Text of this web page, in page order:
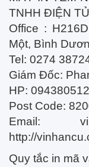
TNHH ĐIỆN
Office :
Một, Bình
Tel: 0274
Giám Đốc:
HP:
Post Code:
Email:
http://
Quy tắc in mã